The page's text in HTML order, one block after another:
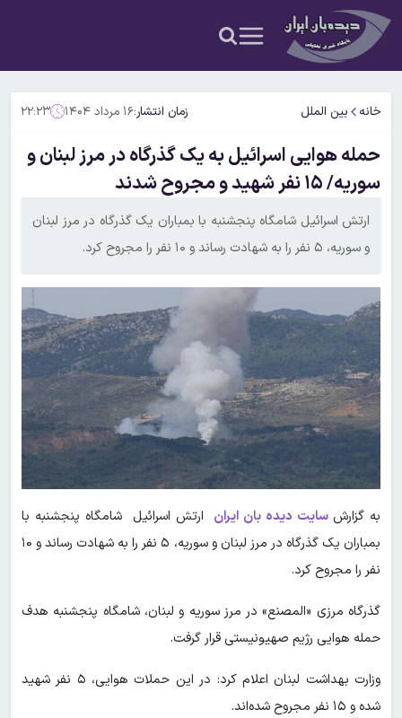
خانه بین الملل زمان انتشار:۱۶ مرداد ۱۴۰۴ ۲۲:۲۳
حمله هوایی اسرائیل به یک گذرگاه در مرز لبنان و
سوریه/ ۱۵ نفر شهید و مجروح شدند
ارتش اسرائیل شامگاه پنجشنبه با بمباران یک گذرگاه در مرز لبنان
و سوریه، ۵ نفر را به شهادت رساند و ۱۰ نفر را مجروح کرد.
به گزارشسایت دیده بان ایران ارتش اسرائیل شامگاه پنجشنبه با
بمباران یک گذرگاه در مرز لبنان و سوریه، ۵ نفر را به شهادت رساند و ۱۰
نفر را مجروح کرد.
گذرگاه مرزی «المصنع» در مرز سوریه و لبنان، شامگاه پنجشنبه هدف
حمله هوایی رژیم صهیونیستی قرار گرفت.
وزارت بهداشت لبنان اعلام کرد: در این حملات هوایی، ۵ نفر شهید
شده و ۱۵ نفر مجروح شده‌اند.